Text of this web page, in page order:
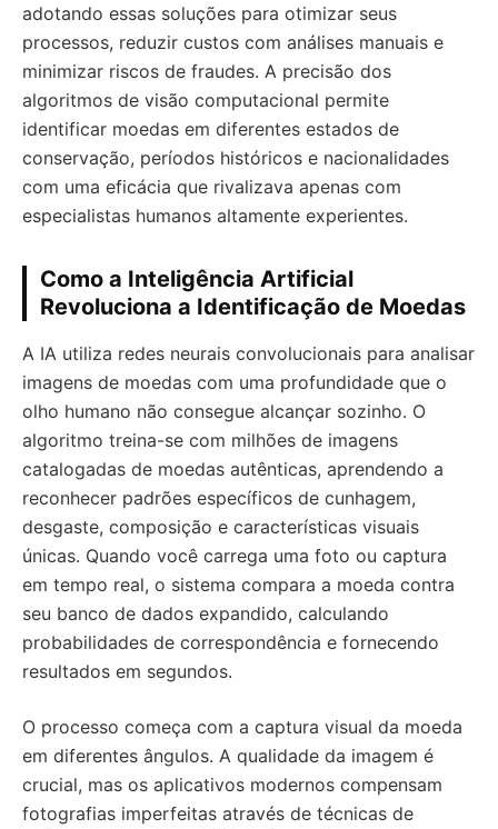
adotando essas soluções para otimizar seus
processos, reduzir custos com análises manuais e
minimizar riscos de fraudes. A precisão dos
algoritmos de visão computacional permite
identificar moedas em diferentes estados de
conservação, períodos históricos e nacionalidades
com uma eficácia que rivalizava apenas com
especialistas humanos altamente experientes.
Como a Inteligência Artificial
Revoluciona a Identificação de Moedas
A IA utiliza redes neurais convolucionais para analisar
imagens de moedas com uma profundidade que o
olho humano não consegue alcançar sozinho. O
algoritmo treina-se com milhões de imagens
catalogadas de moedas autênticas, aprendendo a
reconhecer padrões específicos de cunhagem,
desgaste, composição e características visuais
únicas. Quando você carrega uma foto ou captura
em tempo real, o sistema compara a moeda contra
seu banco de dados expandido, calculando
probabilidades de correspondência e fornecendo
resultados em segundos.
O processo começa com a captura visual da moeda
em diferentes ângulos. A qualidade da imagem é
crucial, mas os aplicativos modernos compensam
fotografias imperfeitas através de técnicas de